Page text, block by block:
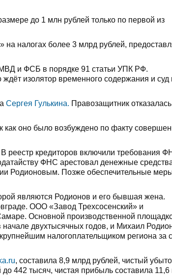
до 1 млн рублей только по первой из
налогах более 3 млрд рублей,
МВД и ФСБ в порядке 91 статьи УПК РФ.
изолятор временного содержания и суд
Сергея Гулькина. Правозащитник отказалась
как оно было возбуждено по факту
реестр кредиторов включили требования
ФНС арестовал денежные
Родионовым. Позже обеспечительные
являются Родионов и его бывшая жена.
ООО «Завод Трехсосенский» и
Основной производственной
двухтысячных годов, и Михаил
налогоплательщиком региона за
, составила 8,9 млрд рублей, чистый
442 тысяч, чистая прибыль составила 11,6